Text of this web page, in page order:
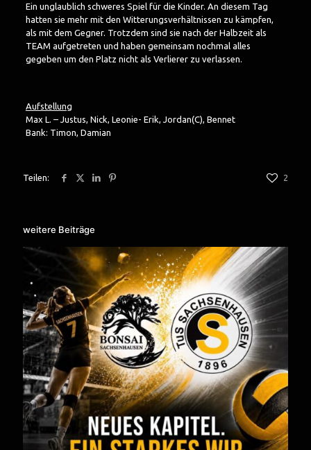
Ein unglaublich schweres Spiel für die Kinder. An diesem Tag
hatten sie mehr mit den Witterungsverhältnissen zu kämpfen,
als mit dem Gegner. Trotzdem sind sie nach der Halbzeit als
TEAM aufgetreten und haben gemeinsam nochmal alles
gegeben um den Platz nicht als Verlierer zu verlassen.
Aufstellung
Max L. – Justus, Nick, Leonie- Erik, Jordan(C), Bennet
Bank: Timon, Damian
Teilen: 2
weitere Beiträge